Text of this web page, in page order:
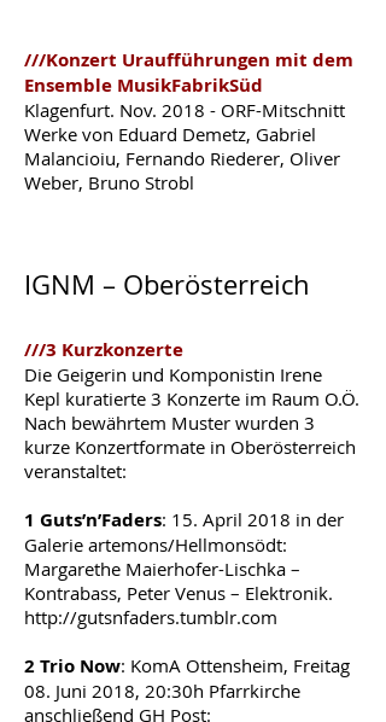
///Konzert Uraufführungen mit dem
Ensemble MusikFabrikSüd
Klagenfurt. Nov. 2018 - ORF-Mitschnitt
Werke von Eduard Demetz, Gabriel
Malancioiu, Fernando Riederer, Oliver
Weber, Bruno Strobl
IGNM – Oberösterreich
///3 Kurzkonzerte
Die Geigerin und Komponistin Irene
Kepl kuratierte 3 Konzerte im Raum O.Ö.
Nach bewährtem Muster wurden 3
kurze Konzertformate in Oberösterreich
veranstaltet:
1 Guts’n’Faders: 15. April 2018 in der
Galerie artemons/Hellmonsödt:
Margarethe Maierhofer-Lischka –
Kontrabass, Peter Venus – Elektronik.
http://gutsnfaders.tumblr.com
2 Trio Now: KomA Ottensheim, Freitag
08. Juni 2018, 20:30h Pfarrkirche
anschließend GH Post: